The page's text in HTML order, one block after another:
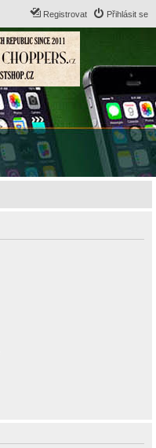
Přihlásit se
Registrovat